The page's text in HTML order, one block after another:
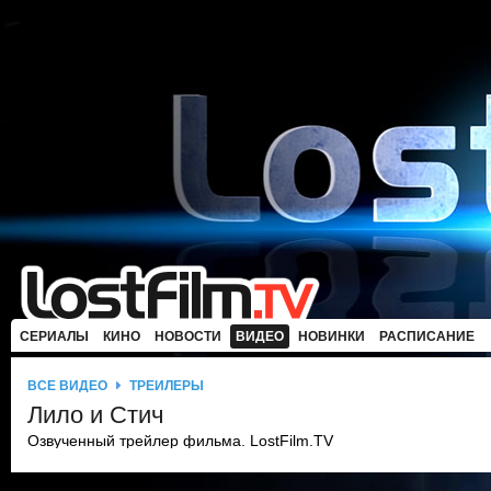
СЕРИАЛЫ КИНО НОВОСТИ ВИДЕО НОВИНКИ РАСПИСАНИЕ
ВСЕ ВИДЕО ТРЕЙЛЕРЫ
Лило и Стич
Озвученный трейлер фильма. LostFilm.TV